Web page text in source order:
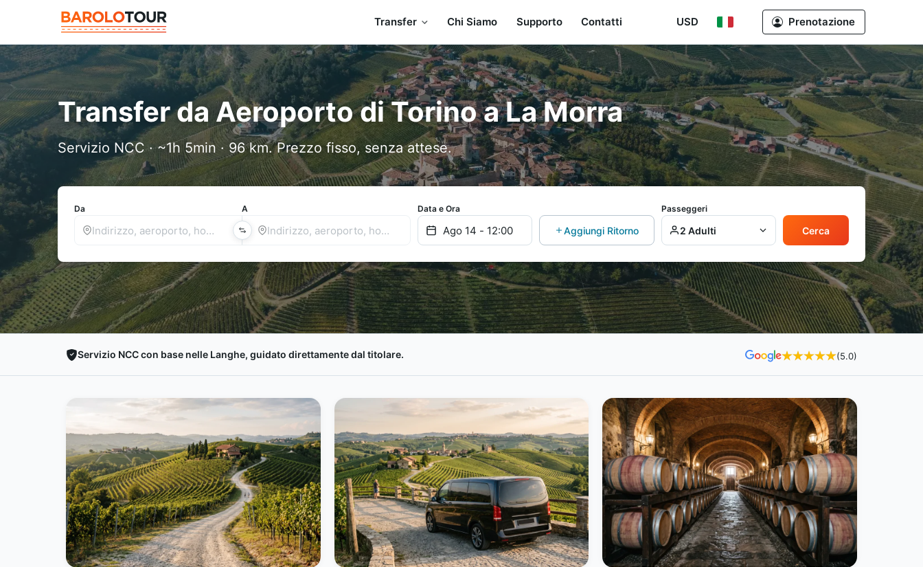
Transfer Chi Siamo Supporto Contatti USD Prenotazione
Transfer da Aeroporto di Torino a La Morra
Servizio NCC · ~1h 5min · 96 km. Prezzo fisso, senza attese.
Da A Data e Ora
Aggiungi Ritorno
Passeggeri
2 Adulti Cerca
Servizio NCC con base nelle Langhe, guidato direttamente dal titolare. (5.0)